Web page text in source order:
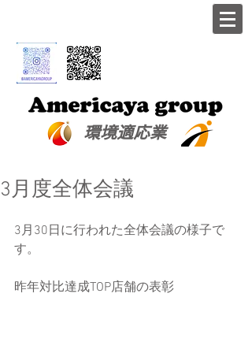
​環境適応業
3月度全体会議
3月30日に行われた全体会議の様子で
す。
昨年対比達成TOP店舗の表彰